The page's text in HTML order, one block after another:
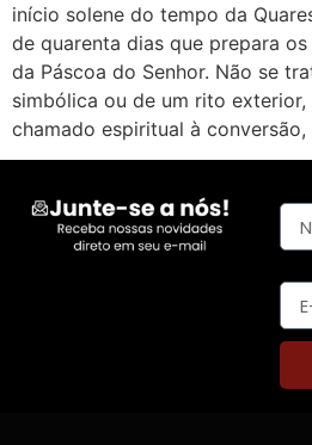
início solene do tempo da
de quarenta dias que prepara
da Páscoa do Senhor. Não se
simbólica ou de um rito
chamado espiritual à